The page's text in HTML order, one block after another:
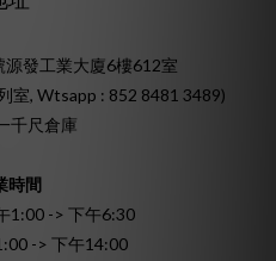
發工業大廈6樓612室
室, Wtsapp : 852 8481 3489)
千尺倉庫
時間
1:00 -> 下午6:30
-> 下午14:00